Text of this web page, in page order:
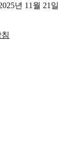
년 11월 21일